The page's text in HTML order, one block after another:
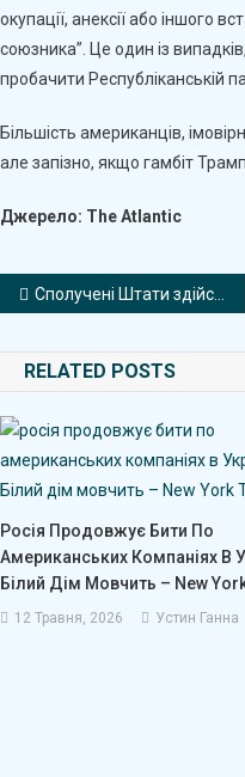
окупації, анексії або
союзника”. Це один із
пробачити Республіканській
Більшість американців,
але запізно, якщо гамбіт
Джерело: The Atlantic
Навігація
записів
Сполучені Штати здійснили перший продаж венесуельської нафти на $500 млн
RELATED POSTS
Росія Продовжує Бити По
Американських Компаніях В
Білий Дім Мовчить – New
12 Травня, 2026 Устин Ганна